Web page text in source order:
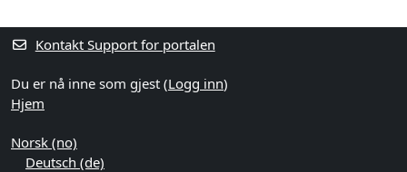
Blokker ekstrainnhold
Kontakt Support for portalen
Du er nå inne som gjest (Logg inn)
Hjem
Norsk ‎(no)‎
Deutsch ‎(de)‎